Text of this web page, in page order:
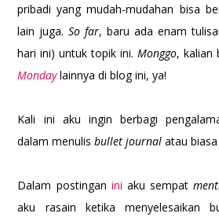
pribadi yang mudah-mudahan bisa
lain juga.So far, baru ada enam
hari ini) untuk topik ini. Monggo, kalian
Monday lainnya di blog ini, ya!
Kali ini aku ingin berbagi
dalam menulisbullet journal atau
Dalam postingan ini aku sempat
aku rasain ketika menyelesaikan